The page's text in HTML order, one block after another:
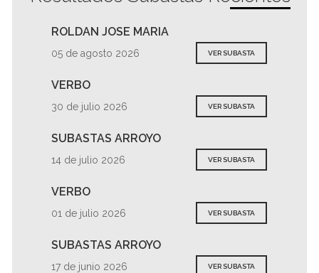
ROLDAN JOSE MARIA
05 de agosto 2026 VER SUBASTA
VERBO
30 de julio 2026 VER SUBASTA
SUBASTAS ARROYO
14 de julio 2026 VER SUBASTA
VERBO
01 de julio 2026 VER SUBASTA
SUBASTAS ARROYO
17 de junio 2026 VER SUBASTA